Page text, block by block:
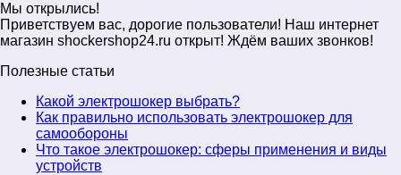
Мы открылись!
Приветствуем вас, дорогие пользователи! Наш интернет
магазин shockershop24.ru открыт! Ждём ваших звонков!
Полезные статьи
Какой электрошокер выбрать?
Как правильно использовать электрошокер для
самообороны
Что такое электрошокер: сферы применения и виды
устройств